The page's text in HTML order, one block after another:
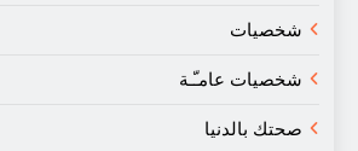
شخصيات
شخصيات عامـّـة
صحتك بالدنيا